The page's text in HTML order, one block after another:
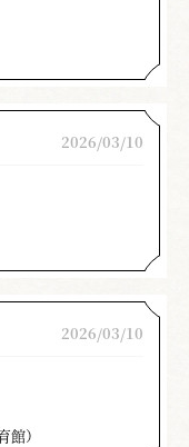
。
残心が不十分で
。
置き方や太
事が多く見受
七段・六段と
く能く自覚さ
ことを望みま
す。剣道の悪
に付くものと
2026/03/10
2026/03/10
館）